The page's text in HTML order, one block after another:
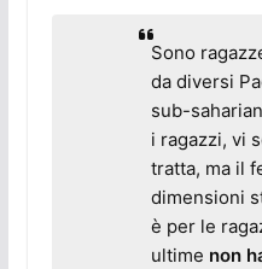
Sono
da diversi
sub-
i ragazzi, vi
tratta, ma il
dimensioni
è per le
ultime non